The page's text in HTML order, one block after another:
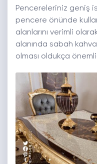
Pencereleriniz geniş
pencere önünde
alanlarını verimli
alanında sabah
olması oldukça